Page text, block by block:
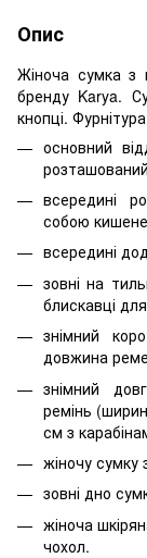
Опис
Жіноча сумка з
бренду Karya.
кнопці.
основний
всередині
собою
всередині
зовні на
блискавці
знімний
довжина
знімний
ремінь
см з
жіночу сумку
зовні дно
жіноча
чохол.